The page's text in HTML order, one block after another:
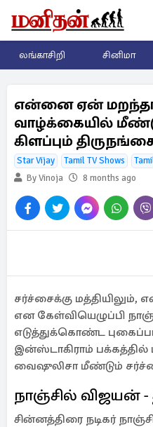
லங்காசிறி சினிமா
என்னை ஏன்
வாழ்க்கையில்
கிளப்பும்
Star Vijay Tamil TV Shows
By Vinoja
8 months ago
சர்ச்சைக்கு
என கேள்வியெழுப்பி
எடுத்துக்கொண்ட
இன்ஸ்டாகிராம் பக்கத்தில்
வைஷுலிசா மீண்டும்
நாஞ்சில் விஜயன் -
சின்னத்திரை நடிகர்